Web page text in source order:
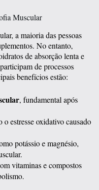
Muscular
a maioria das pessoas
No entanto,
de absorção lenta e
de processos
benefícios estão:
, fundamental após
o estresse oxidativo causado
potássio e magnésio,
vitaminas e compostos